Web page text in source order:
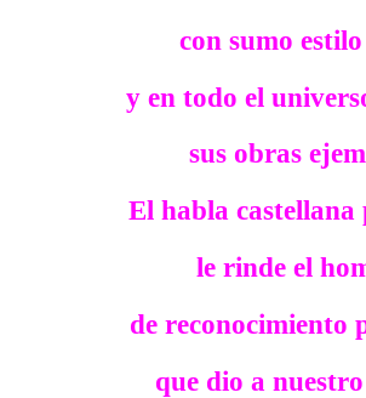
con sumo
y en todo el
sus obras
El habla
le rinde el
de reconocimiento
que dio a